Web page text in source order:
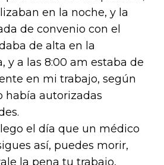
en la noche, y la
de convenio con el
de alta en la
y a las 8:00 am estaba de
en mi trabajo, según
había autorizadas
el día que un médico
así, puedes morir,
la pena tu trabajo,